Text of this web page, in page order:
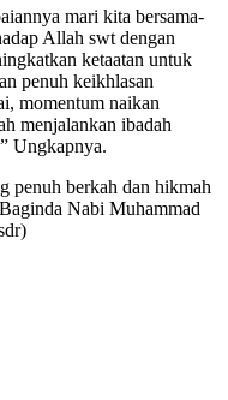
mari kita bersama-
Allah swt dengan
ketaatan untuk
penuh keikhlasan
momentum naikan
menjalankan ibadah
Ungkapnya.
penuh berkah dan hikmah
Nabi Muhammad